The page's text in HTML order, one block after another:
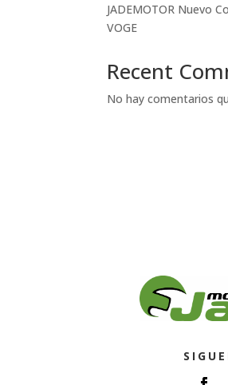
JADEMOTOR Nuevo
VOGE
Recent
No hay comentarios